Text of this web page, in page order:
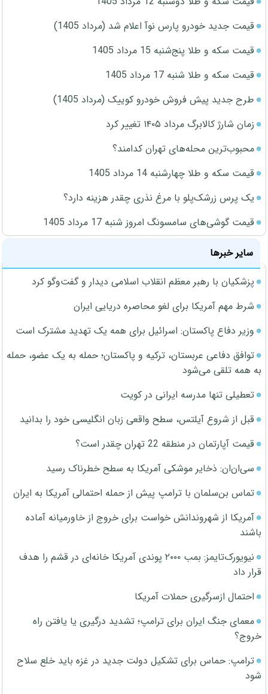
قیمت جدید خودرو پارس نوآ اعلام شد (مرداد 1405)
قیمت سکه و طلا پنج‌شنبه 15 مرداد 1405
قیمت سکه و طلا شنبه 17 مرداد 1405
طرح جدید پیش فروش خودرو کوییک (مرداد 1405)
زمان شارژ کالابرگ مرداد ۱۴۰۵ تغییر کرد
محبوب‌ترین محله‌های تهران کدامند؟
قیمت سکه و طلا چهارشنبه 14 مرداد 1405
یک پرس زرشک‌پلو با مرغ نذری چقدر هزینه دارد؟
قیمت گوشی‌های سامسونگ امروز شنبه 17 مرداد 1405
سایر خبرها
پزشکیان با رهبر معظم انقلاب اسلامی دیدار و گفت‌وگو کرد
شرط مهم آمریکا برای لغو محاصره دریایی ایران
وزیر دفاع پاکستان: اسرائیل برای همه یک تهدید مشترک است
توافق دفاعی عربستان، ترکیه و پاکستان؛ حمله به یک عضو، حمله
به همه تلقی می‌شود
تعطیلی تنها مدرسه ایرانی در کویت
قبل از شروع آیلتس، سطح واقعی زبان انگلیسی خود را بدانید
قیمت آپارتمان در منطقه 22 تهران چقدر است؟
سی‌ان‌ان: ذخایر موشکی آمریکا به سطح خطرناک رسید
تماس بن‌سلمان با ترامپ پیش از حمله احتمالی آمریکا به ایران
آمریکا از شهروندانش خواست برای خروج از خاورمیانه آماده
باشند
نیویورک‌تایمز: بمب ۲۰۰۰ پوندی آمریکا خانه‌ای در قشم را هدف
قرار داد
احتمال ازسرگیری حملات آمریکا
معمای جنگ ایران برای ترامپ؛ تشدید درگیری یا یافتن راه
خروج؟
ترامپ: حماس برای تشکیل دولت جدید در غزه باید خلع سلاح
شود